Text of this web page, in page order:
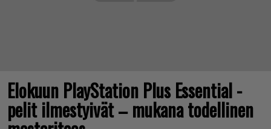
Elokuun PlayStation Plus Essential -
pelit ilmestyivät – mukana todellinen